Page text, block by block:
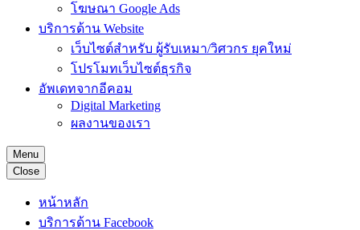
โฆษณา Google Ads
บริการด้าน Website
เว็บไซต์สำหรับ ผู้รับเหมา/วิศวกร ยุคใหม่
โปรโมทเว็บไซต์ธุรกิจ
อัพเดทจากอีคอม
Digital Marketing
ผลงานของเรา
Menu
Close
หน้าหลัก
บริการด้าน Facebook